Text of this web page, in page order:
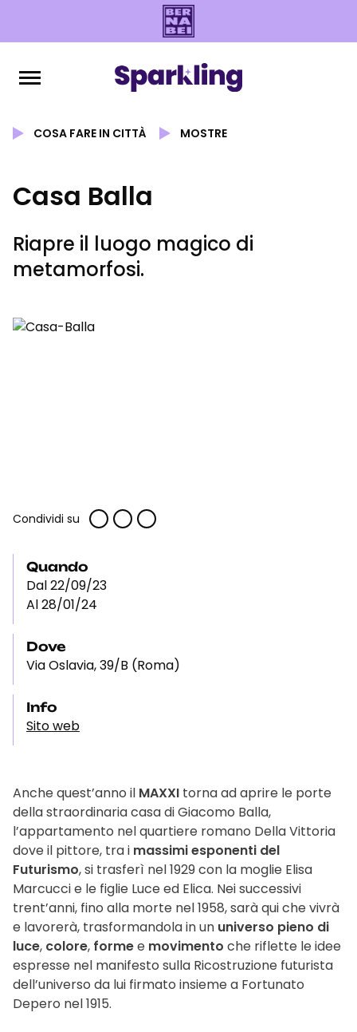
COSA FARE IN CITTÀ MOSTRE
Casa Balla
Riapre il luogo magico di
metamorfosi.
Condividi su
Quando
Dal 22/09/23
Al 28/01/24
Dove
Via Oslavia, 39/B (Roma)
Info
Sito web
Anche quest’anno il MAXXI torna ad aprire le porte
della straordinaria casa di Giacomo Balla,
l’appartamento nel quartiere romano Della Vittoria
dove il pittore, tra i massimi esponenti del
Futurismo, si trasferì nel 1929 con la moglie Elisa
Marcucci e le figlie Luce ed Elica. Nei successivi
trent’anni, fino alla morte nel 1958, sarà qui che vivrà
e lavorerà, trasformandola in un universo pieno di
luce, colore, formee movimento che riflette le idee
espresse nel manifesto sulla Ricostruzione futurista
dell’universo da lui firmato insieme a Fortunato
Depero nel 1915.